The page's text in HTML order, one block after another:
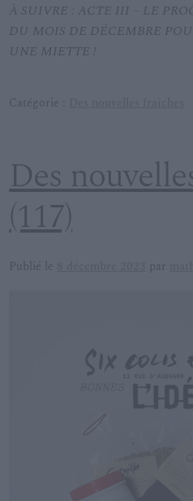
À SUIVRE : ACTE III – LE
DU MOIS DE DÉCEMBRE
UNE MIETTE !
Catégorie :
Des
(117)
Publié le par